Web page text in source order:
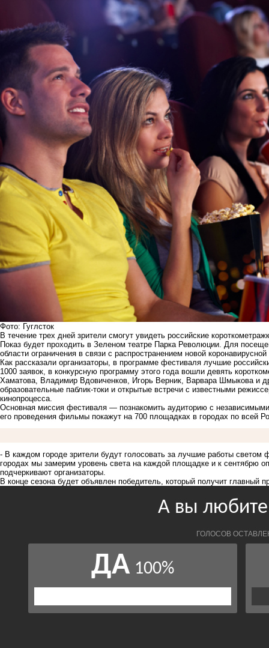
Фото: Гуглсток
В течение трех дней зрители смогут увидеть российские
Показ будет проходить в Зеленом театре Парка Революции. Для
области ограничения в связи с распространением новой
Как рассказали организаторы, в программе фестиваля лучшие
1000 заявок, в конкурсную программу этого года вошли девять
Хаматова, Владимир Вдовиченков, Игорь Верник, Варвара Шмыкова и
образовательные паблик-токи и открытые встречи с известными
кинопроцесса.
Основная миссия фестиваля — познакомить аудиторию с
его проведения фильмы покажут на 700 площадках в городах по всей
- В каждом городе зрители будут голосовать за лучшие работы
городах мы замерим уровень света на каждой площадке и к сентябрю
подчеркивают организаторы.
В конце сезона будет объявлен победитель, который получит главный